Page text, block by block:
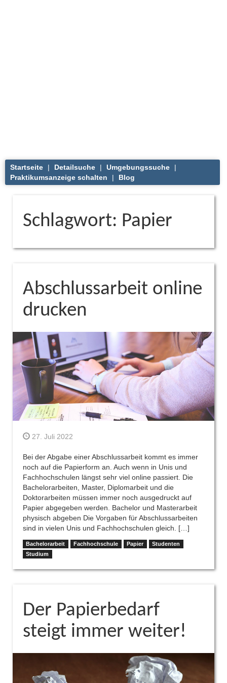
Startseite | Detailsuche | Umgebungssuche
|
Praktikumsanzeige schalten
| Blog
Schlagwort: Papier
Abschlussarbeit online
drucken
27. Juli 2022
Bei der Abgabe einer Abschlussarbeit kommt es immer
noch auf die Papierform an. Auch wenn in Unis und
Fachhochschulen längst sehr viel online passiert. Die
Bachelorarbeiten, Master, Diplomarbeit und die
Doktorarbeiten müssen immer noch ausgedruckt auf
Papier abgegeben werden. Bachelor und Masterarbeit
physisch abgeben Die Vorgaben für Abschlussarbeiten
sind in vielen Unis und Fachhochschulen gleich. […]
Bachelorarbeit Fachhochschule Papier
Studenten
Studium
Der Papierbedarf
steigt immer weiter!